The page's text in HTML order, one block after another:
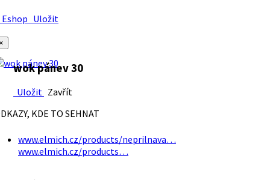
Uložit
wok pánev 30
Uložit Zavřít
KDE TO SEHNAT
www.elmich.cz/products/neprilnava…
www.elmich.cz/products…